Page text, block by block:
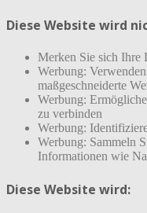
Diese Website wird
Merken Sie sich Ihre
Werbung:
maßgeschneiderte
Werbung:
zu verbinden
Werbung:
Werbung: Sammeln
Informationen wie
Diese Website wird: